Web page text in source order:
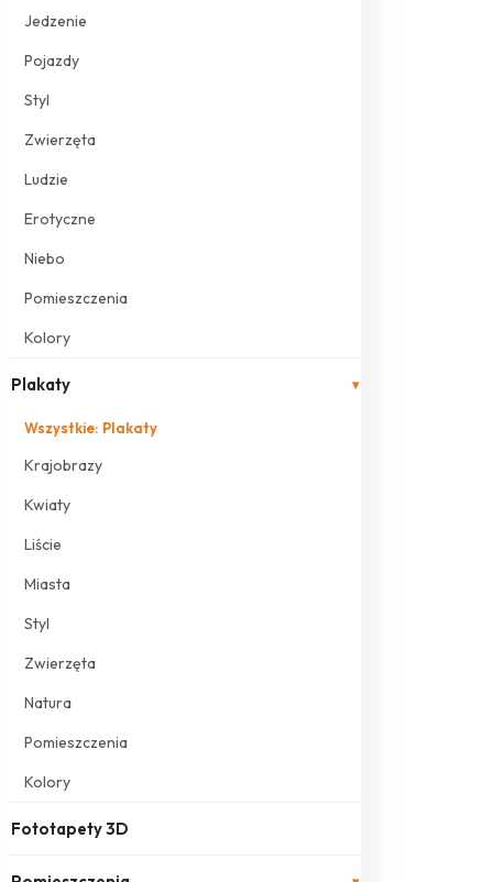
Jedzenie
Pojazdy
Styl
Zwierzęta
Ludzie
Erotyczne
Niebo
Pomieszczenia
Kolory
Plakaty ▾
Wszystkie: Plakaty
Krajobrazy
Kwiaty
Liście
Miasta
Styl
Zwierzęta
Natura
Pomieszczenia
Kolory
Fototapety 3D